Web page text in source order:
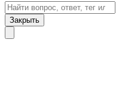
Закрыть